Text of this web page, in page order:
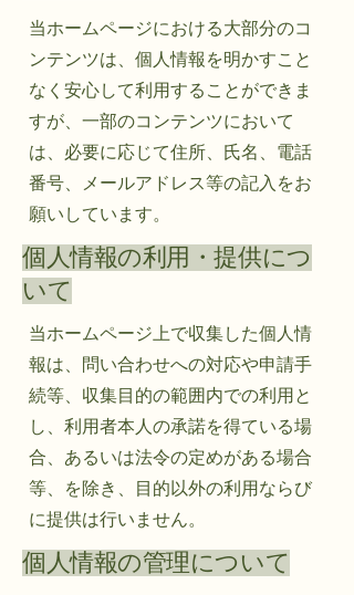
当ホームページにおける大部分のコ
ンテンツは、個人情報を明かすこと
なく安心して利用することができま
すが、一部のコンテンツにおいて
は、必要に応じて住所、氏名、電話
番号、メールアドレス等の記入をお
願いしています。
個人情報の利用・提供につ
いて
当ホームページ上で収集した個人情
報は、問い合わせへの対応や申請手
続等、収集目的の範囲内での利用と
し、利用者本人の承諾を得ている場
合、あるいは法令の定めがある場合
等、を除き、目的以外の利用ならび
に提供は行いません。
個人情報の管理について